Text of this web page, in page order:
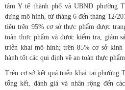
tâm Y tế thành phố và UBND phường
dựng mô hình, từ tháng 6 đến tháng 12/
tiêu trên 95% cơ sở thực phẩm được
toàn thực phẩm và được kiểm tra, giám
triển khai mô hình; trên 85% cơ sở kinh
hành tốt các qui định về an toàn thực phẩm.
Trên cơ sở kết quả triển khai tại phường
tổng kết, đánh giá và nhân rộng đến